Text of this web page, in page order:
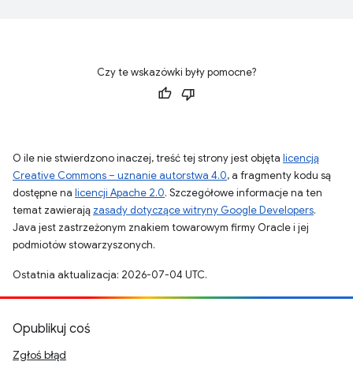
Czy te wskazówki były pomocne?
O ile nie stwierdzono inaczej, treść tej strony jest objęta licencją
Creative Commons – uznanie autorstwa 4.0, a fragmenty kodu są
dostępne na licencji Apache 2.0. Szczegółowe informacje na ten
temat zawierają zasady dotyczące witryny Google Developers.
Java jest zastrzeżonym znakiem towarowym firmy Oracle i jej
podmiotów stowarzyszonych.
Ostatnia aktualizacja: 2026-07-04 UTC.
Opublikuj coś
Zgłoś błąd